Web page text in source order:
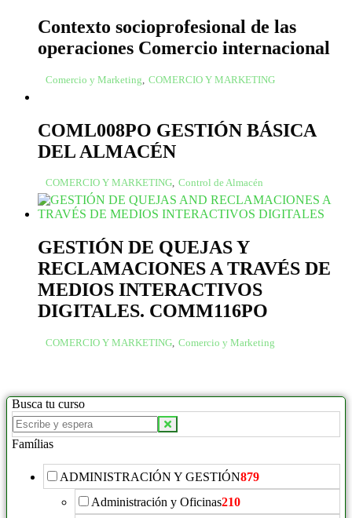
Contexto socioprofesional de las
operaciones Comercio internacional
Comercio y Marketing COMERCIO Y MARKETING
COML008PO GESTIÓN BÁSICA
DEL ALMACÉN
COMERCIO Y MARKETING, Control de Almacén
GESTIÓN DE QUEJAS Y
RECLAMACIONES A TRAVÉS DE
MEDIOS INTERACTIVOS
DIGITALES. COMM116PO
COMERCIO Y MARKETING, Comercio y Marketing
Busca tu curso
Famílias
ADMINISTRACIÓN Y GESTIÓN879
Administración y Oficinas210